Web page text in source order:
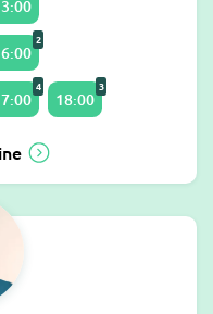
2
4
18:00
3